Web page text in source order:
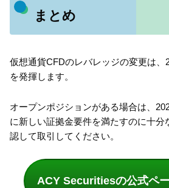
まとめ
仮想通貨CFDのレバレッジの変更は、
を発揮します。
オープンポジションがある場合は、
に新しい証拠金要件を満たすのに十分
認して取引してください。
ACY Securitiesの公式ペ